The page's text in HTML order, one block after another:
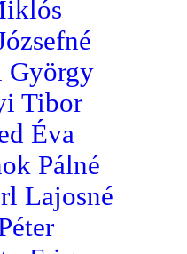
György
Tibor
Éva
Pálné
Lajosné